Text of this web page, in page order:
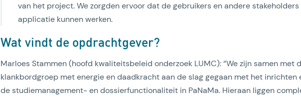
van het project. We zorgden ervoor dat de gebruikers en andere
applicatie kunnen werken.
Wat vindt de opdrachtgever?
Marloes Stammen (hoofd kwaliteitsbeleid onderzoek LUMC): “We zijn samen met
klankbordgroep met energie en daadkracht aan de slag gegaan met het inrichten
de studiemanagement- en dossierfunctionaliteit in PaNaMa. Hieraan liggen